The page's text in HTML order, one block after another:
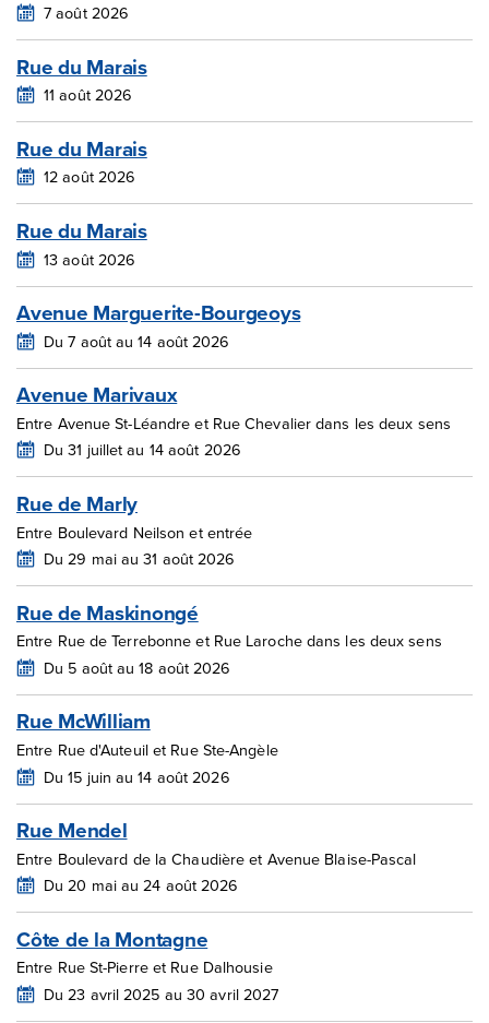
7 août 2026
Rue du Marais
11 août 2026
Rue du Marais
12 août 2026
Rue du Marais
13 août 2026
Avenue Marguerite-Bourgeoys
Du 7 août au 14 août 2026
Avenue Marivaux
Entre Avenue St-Léandre et Rue Chevalier dans les deux sens
Du 31 juillet au 14 août 2026
Rue de Marly
Entre Boulevard Neilson et entrée
Du 29 mai au 31 août 2026
Rue de Maskinongé
Entre Rue de Terrebonne et Rue Laroche dans les deux sens
Du 5 août au 18 août 2026
Rue McWilliam
Entre Rue d'Auteuil et Rue Ste-Angèle
Du 15 juin au 14 août 2026
Rue Mendel
Entre Boulevard de la Chaudière et Avenue Blaise-Pascal
Du 20 mai au 24 août 2026
Côte de la Montagne
Entre Rue St-Pierre et Rue Dalhousie
Du 23 avril 2025 au 30 avril 2027